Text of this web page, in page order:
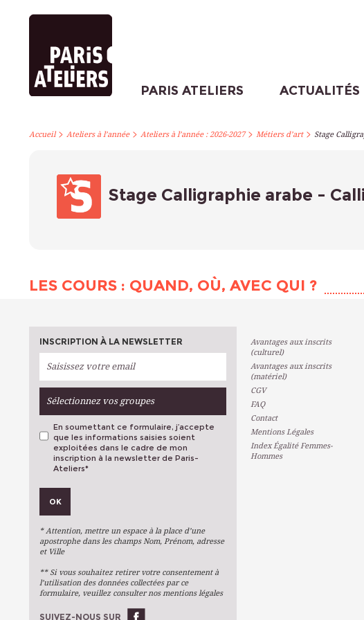
PARIS ATELIERS ACTUALITÉS
Accueil> Ateliers à l’année> Ateliers à l’année : 2026-2027> Métiers d’art> Stage
Stage Calligraphie arabe -
LES COURS : QUAND, OÙ, AVEC QUI ?
INSCRIPTION À LA NEWSLETTER
Sélectionnez vos groupes
Métiers D'art
Arts Du Texte
Stages Ponctuels
Ateliers À L'année
En soumettant ce formulaire, j’accepte
que les informations saisies soient
exploitées dans le cadre de mon
inscription à la newsletter de Paris-
Ateliers*
OK
* Attention, mettre un espace à la place d’une
apostrophe dans les champs Nom, Prénom, adresse
et Ville
** Si vous souhaitez retirer votre consentement à
l’utilisation des données collectées par ce
formulaire, veuillez consulter nos mentions légales
SUIVEZ-NOUS SUR
Avantages aux inscrits
(culturel)
Avantages aux inscrits
(matériel)
CGV
FAQ
Contact
Mentions Légales
Index Égalité Femmes-
Hommes